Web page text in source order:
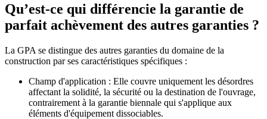
Qu’est-ce qui différencie la garantie de
parfait achèvement des autres garanties ?
La GPA se distingue des autres garanties du domaine de la
construction par ses caractéristiques spécifiques :
Champ d'application : Elle couvre uniquement les désordres
affectant la solidité, la sécurité ou la destination de l'ouvrage,
contrairement à la garantie biennale qui s'applique aux
éléments d'équipement dissociables.